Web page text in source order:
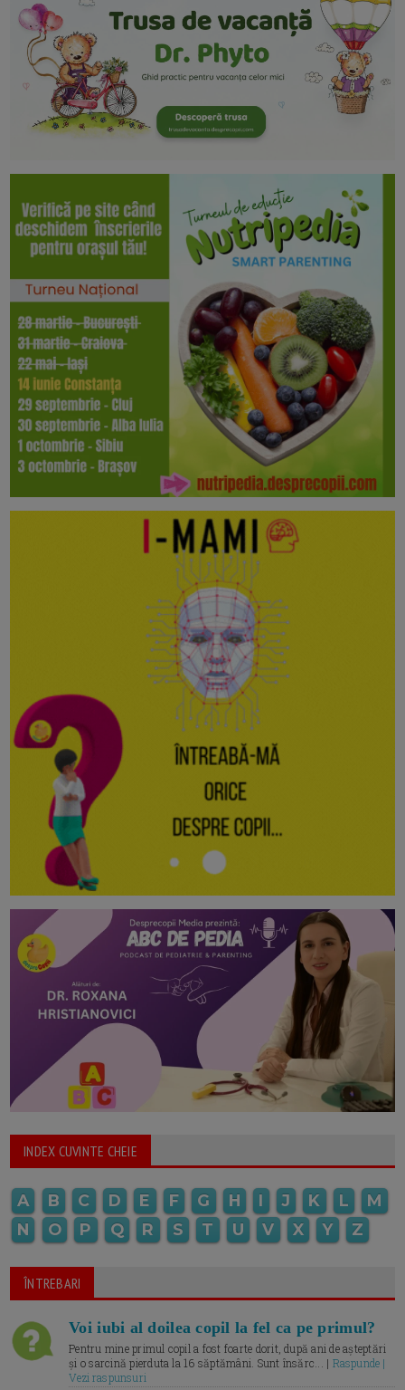
INDEX CUVINTE CHEIE
A B C D E F G H I J K L
M
N
O P Q R S T U V X Y Z
ÎNTREBARI
Voi iubi al doilea copil la fel ca pe primul?
Pentru mine primul copil a fost foarte dorit, după ani de așteptări
și o sarcină pierduta la 16 săptămâni. Sunt însărc... | Raspunde |
Vezi raspunsuri